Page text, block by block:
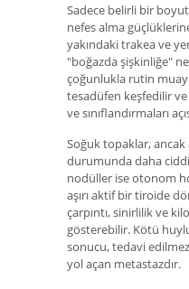
Sadece belirli bir
nefes alma
yakındaki trakea ve
"boğazda şişkinliğe"
çoğunlukla rutin
tesadüfen keşfedilir
ve sınıflandırmaları
Soğuk topaklar, ancak
durumunda daha
nodüller ise otonom
aşırı aktif bir tiroide
çarpıntı, sinirlilik ve
gösterebilir. Kötü
sonucu, tedavi
yol açan metastazdır.